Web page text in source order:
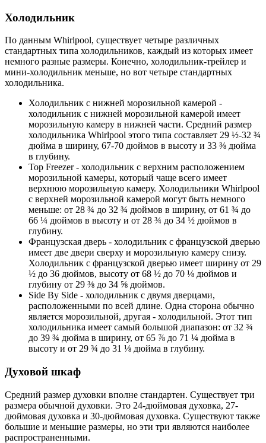
Холодильник
По данным Whirlpool, существует четыре различных
стандартных типа холодильников, каждый из которых имеет
немного разные размеры. Конечно, холодильник-трейлер и
мини-холодильник меньше, но вот четыре стандартных
холодильника.
Холодильник с нижней морозильной камерой -
холодильник с нижней морозильной камерой имеет
морозильную камеру в нижней части. Средний размер
холодильника Whirlpool этого типа составляет 29 ½-32 ¾
дюйма в ширину, 67-70 дюймов в высоту и 33 ⅜ дюйма
в глубину.
Top Freezer - холодильник с верхним расположением
морозильной камеры, который чаще всего имеет
верхнюю морозильную камеру. Холодильники Whirlpool
с верхней морозильной камерой могут быть немного
меньше: от 28 ¾ до 32 ¾ дюймов в ширину, от 61 ¾ до
66 ¼ дюймов в высоту и от 28 ¾ до 34 ½ дюймов в
глубину.
Французская дверь - холодильник с французской дверью
имеет две двери сверху и морозильную камеру снизу.
Холодильник с французской дверью имеет ширину от 29
½ до 36 дюймов, высоту от 68 ½ до 70 ⅛ дюймов и
глубину от 29 ⅜ до 34 ⅝ дюймов.
Side By Side - холодильник с двумя дверцами,
расположенными по всей длине. Одна сторона обычно
является морозильной, другая - холодильной. Этот тип
холодильника имеет самый большой диапазон: от 32 ¾
до 39 ¾ дюйма в ширину, от 65 ⅞ до 71 ¼ дюйма в
высоту и от 29 ¾ до 31 ⅛ дюйма в глубину.
Духовой шкаф
Средний размер духовки вполне стандартен. Существует три
размера обычной духовки. Это 24-дюймовая духовка, 27-
дюймовая духовка и 30-дюймовая духовка. Существуют также
большие и меньшие размеры, но эти три являются наиболее
распространенными.